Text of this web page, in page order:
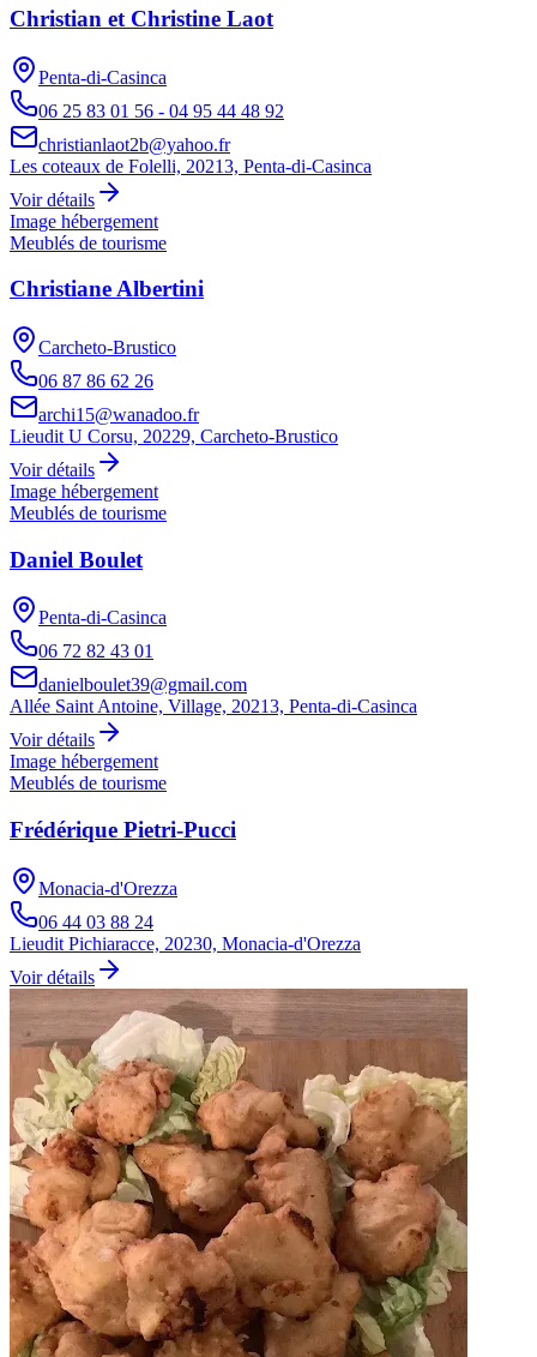
Christian et Christine Laot
Penta-di-Casinca
06 25 83 01 56 - 04 95 44 48 92
christianlaot2b@yahoo.fr
Les coteaux de Folelli, 20213, Penta-di-Casinca
Voir détails
Image hébergement
Meublés de tourisme
Christiane Albertini
Carcheto-Brustico
06 87 86 62 26
archi15@wanadoo.fr
Lieudit U Corsu, 20229, Carcheto-Brustico
Voir détails
Image hébergement
Meublés de tourisme
Daniel Boulet
Penta-di-Casinca
06 72 82 43 01
danielboulet39@gmail.com
Allée Saint Antoine, Village, 20213, Penta-di-Casinca
Voir détails
Image hébergement
Meublés de tourisme
Frédérique Pietri-Pucci
Monacia-d'Orezza
06 44 03 88 24
Lieudit Pichiaracce, 20230, Monacia-d'Orezza
Voir détails